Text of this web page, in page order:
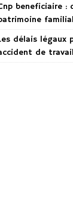
beneficiaire :
familial
délais
de travail